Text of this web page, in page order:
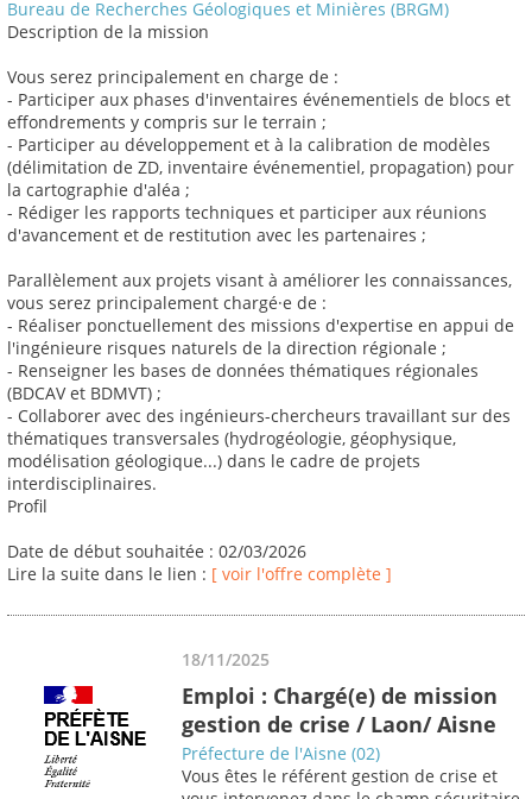
Bureau de Recherches Géologiques et Minières (BRGM)
Description de la mission
Vous serez principalement en charge de :
- Participer aux phases d'inventaires événementiels de blocs et
effondrements y compris sur le terrain ;
- Participer au développement et à la calibration de modèles
(délimitation de ZD, inventaire événementiel, propagation) pour
la cartographie d'aléa ;
- Rédiger les rapports techniques et participer aux réunions
d'avancement et de restitution avec les partenaires ;
Parallèlement aux projets visant à améliorer les connaissances,
vous serez principalement chargé·e de :
- Réaliser ponctuellement des missions d'expertise en appui de
l'ingénieure risques naturels de la direction régionale ;
- Renseigner les bases de données thématiques régionales
(BDCAV et BDMVT) ;
- Collaborer avec des ingénieurs-chercheurs travaillant sur des
thématiques transversales (hydrogéologie, géophysique,
modélisation géologique...) dans le cadre de projets
interdisciplinaires.
Profil
Date de début souhaitée : 02/03/2026
Lire la suite dans le lien : [ voir l'offre complète ]
18/11/2025
Emploi : Chargé(e) de mission
gestion de crise / Laon/ Aisne
Préfecture de l'Aisne (02)
Vous êtes le référent gestion de crise et